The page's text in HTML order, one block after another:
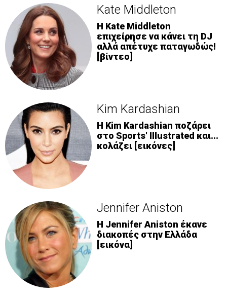
Kate Middleton
H Kate Middleton
επιχείρησε να κάνει τη DJ
αλλά απέτυχε παταγωδώς!
[βίντεο]
Kim Kardashian
H Kim Kardashian ποζάρει
στο Sports' Illustrated και...
κολάζει [εικόνες]
Jennifer Aniston
H Jennifer Aniston έκανε
διακοπές στην Ελλάδα
[εικόνα]